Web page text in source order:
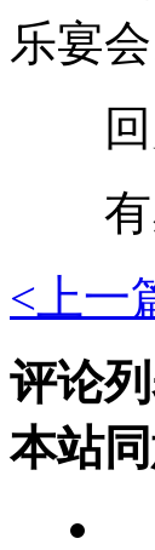
乐宴会
回乡
有感
<上一
评论
本站